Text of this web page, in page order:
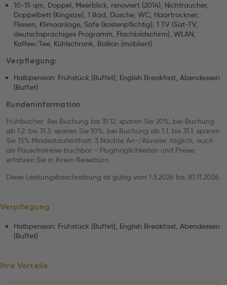
10-15 qm, Doppel, Meerblick, renoviert (2014), Nichtraucher,
Doppelbett (Kingsize), 1 Bad, Dusche, WC, Haartrockner,
Fliesen, Klimaanlage, Safe (kostenpflichtig), 1 TV (Sat-TV,
deutschsprachiges Programm, Flachbildschirm), WLAN,
Kaffee/Tee, Kühlschrank, Balkon (möbliert)
Verpflegung:
Halbpension: Frühstück (Buffet), English Breakfast, Abendessen
(Buffet)
Kundeninformation
Frühbucher: Bei Buchung bis 31.12. sparen Sie 20%, bei Buchung
ab 1.2. bis 31.3. sparen Sie 10%, bei Buchung ab 1.1. bis 31.1. sparen
Sie 15% Mindestaufenthalt: 3 Nächte An-/Abreise: täglich, auch
als Pauschalreise buchbar - Flugmöglichkeiten und Preise
erfahren Sie in Ihrem Reisebüro
Diese Leistungsbeschreibung ist gültig vom 1.3.2026 bis 30.11.2026.
Verpflegung
Halbpension: Frühstück (Buffet), English Breakfast, Abendessen
(Buffet)
Ihre Vorteile